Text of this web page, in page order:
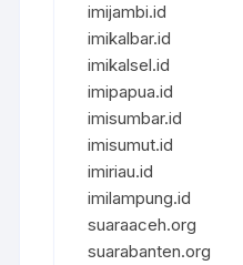
imijambi.id
imikalbar.id
imikalsel.id
imipapua.id
imisumbar.id
imisumut.id
imiriau.id
imilampung.id
suaraaceh.org
suarabanten.org